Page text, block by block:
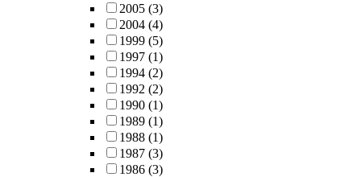
2005 (3)
2004 (4)
1999 (5)
1997 (1)
1994 (2)
1992 (2)
1990 (1)
1989 (1)
1988 (1)
1987 (3)
1986 (3)